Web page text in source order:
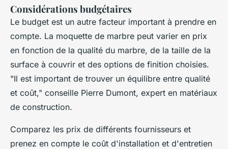
Considérations budgétaires
Le budget est un autre facteur important à prendre en
compte. La moquette de marbre peut varier en prix
en fonction de la qualité du marbre, de la taille de la
surface à couvrir et des options de finition choisies.
"Il est important de trouver un équilibre entre qualité
et coût," conseille Pierre Dumont, expert en matériaux
de construction.
Comparez les prix de différents fournisseurs et
prenez en compte le coût d'installation et d'entretien